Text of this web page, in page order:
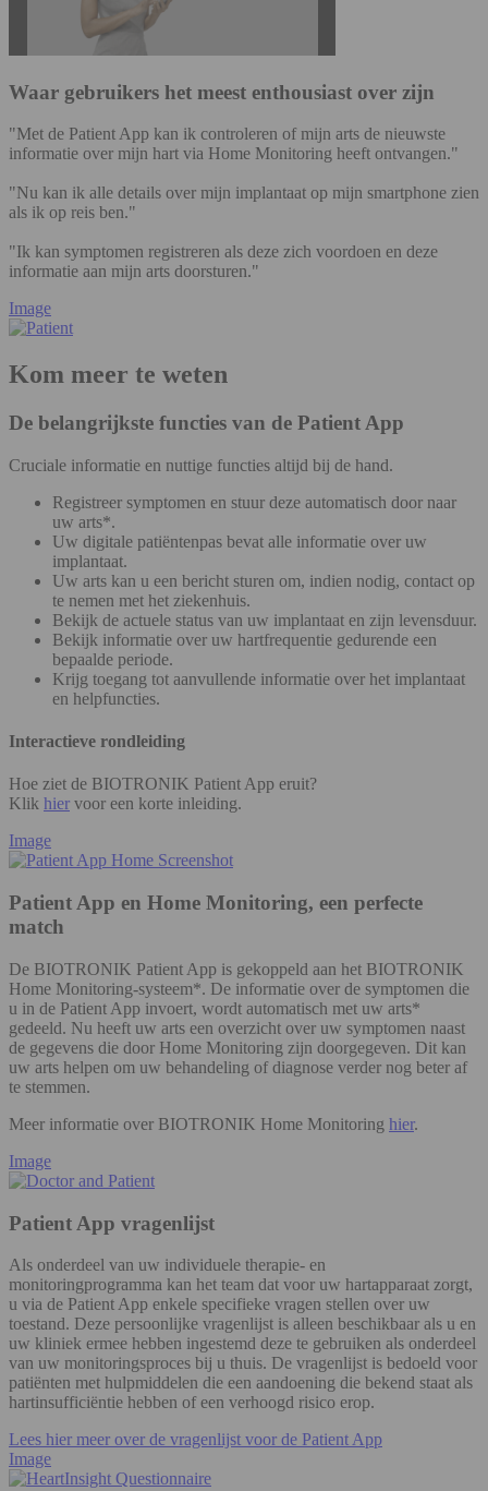
Waar gebruikers het meest enthousiast over zijn
"Met de Patient App kan ik controleren of mijn arts de nieuwste
informatie over mijn hart via Home Monitoring heeft ontvangen."
"Nu kan ik alle details over mijn implantaat op mijn smartphone zien
als ik op reis ben."
"Ik kan symptomen registreren als deze zich voordoen en deze
informatie aan mijn arts doorsturen."
Image
Kom meer te weten
De belangrijkste functies van de Patient App
Cruciale informatie en nuttige functies altijd bij de hand.
Registreer symptomen en stuur deze automatisch door naar
uw arts*.
Uw digitale patiëntenpas bevat alle informatie over uw
implantaat.
Uw arts kan u een bericht sturen om, indien nodig, contact op
te nemen met het ziekenhuis.
Bekijk de actuele status van uw implantaat en zijn levensduur.
Bekijk informatie over uw hartfrequentie gedurende een
bepaalde periode.
Krijg toegang tot aanvullende informatie over het implantaat
en helpfuncties.
Interactieve rondleiding
Hoe ziet de BIOTRONIK Patient App eruit?
Klik hier voor een korte inleiding.
Image
Patient App en Home Monitoring, een perfecte
match
De BIOTRONIK Patient App is gekoppeld aan het BIOTRONIK
Home Monitoring-systeem*. De informatie over de symptomen die
u in de Patient App invoert, wordt automatisch met uw arts*
gedeeld. Nu heeft uw arts een overzicht over uw symptomen naast
de gegevens die door Home Monitoring zijn doorgegeven. Dit kan
uw arts helpen om uw behandeling of diagnose verder nog beter af
te stemmen.
Meer informatie over BIOTRONIK Home Monitoring hier.
Image
Patient App vragenlijst
Als onderdeel van uw individuele therapie- en
monitoringprogramma kan het team dat voor uw hartapparaat zorgt,
u via de Patient App enkele specifieke vragen stellen over uw
toestand. Deze persoonlijke vragenlijst is alleen beschikbaar als u en
uw kliniek ermee hebben ingestemd deze te gebruiken als onderdeel
van uw monitoringsproces bij u thuis. De vragenlijst is bedoeld voor
patiënten met hulpmiddelen die een aandoening die bekend staat als
hartinsufficiëntie hebben of een verhoogd risico erop.
Lees hier meer over de vragenlijst voor de Patient App
Image